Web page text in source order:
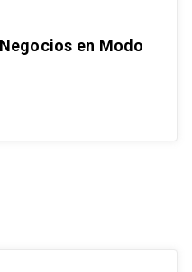
en Modo